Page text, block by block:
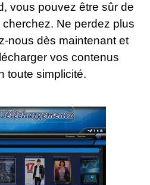
vous pouvez être sûr de
Ne perdez plus
nous dès maintenant et
vos contenus
toute simplicité.